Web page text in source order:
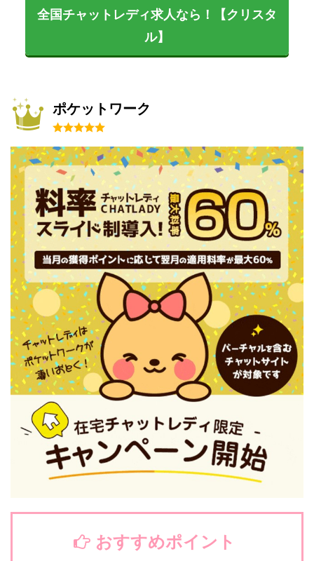
全国チャットレディ求人なら！【クリスタ
ル】
ポケットワーク
おすすめポイント